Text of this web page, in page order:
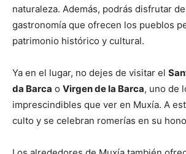
naturaleza. Además, podrás disfrutar
gastronomía que ofrecen los pueblos
patrimonio histórico y cultural.
Ya en el lugar, no dejes de visitar el
da Barca o Virgen de la Barca, uno de
imprescindibles que ver en Muxía. A
culto y se celebran romerías en su